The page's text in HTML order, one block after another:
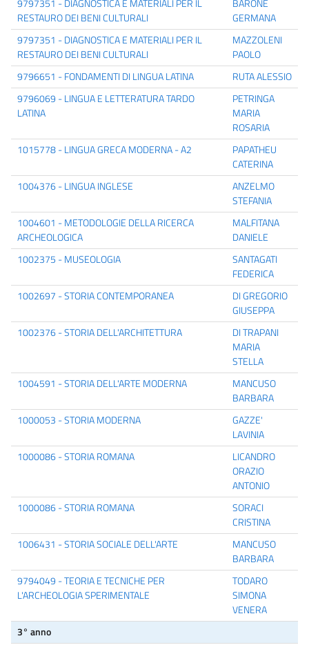
9797351 - DIAGNOSTICA E MATERIALI PER IL
RESTAURO DEI BENI CULTURALI
BARONE
GERMANA
9797351 - DIAGNOSTICA E MATERIALI PER IL
RESTAURO DEI BENI CULTURALI
MAZZOLENI
PAOLO
9796651 - FONDAMENTI DI LINGUA LATINA
RUTA ALESSIO
9796069 - LINGUA E LETTERATURA TARDO
LATINA
PETRINGA
MARIA
ROSARIA
1015778 - LINGUA GRECA MODERNA - A2
PAPATHEU
CATERINA
1004376 - LINGUA INGLESE
ANZELMO
STEFANIA
1004601 - METODOLOGIE DELLA RICERCA
ARCHEOLOGICA
MALFITANA
DANIELE
1002375 - MUSEOLOGIA
SANTAGATI
FEDERICA
1002697 - STORIA CONTEMPORANEA
DI GREGORIO
GIUSEPPA
1002376 - STORIA DELL'ARCHITETTURA
DI TRAPANI
MARIA
STELLA
1004591 - STORIA DELL'ARTE MODERNA
MANCUSO
BARBARA
1000053 - STORIA MODERNA
GAZZE'
LAVINIA
1000086 - STORIA ROMANA
LICANDRO
ORAZIO
ANTONIO
1000086 - STORIA ROMANA
SORACI
CRISTINA
1006431 - STORIA SOCIALE DELL'ARTE
MANCUSO
BARBARA
9794049 - TEORIA E TECNICHE PER
L'ARCHEOLOGIA SPERIMENTALE
TODARO
SIMONA
VENERA
3° anno